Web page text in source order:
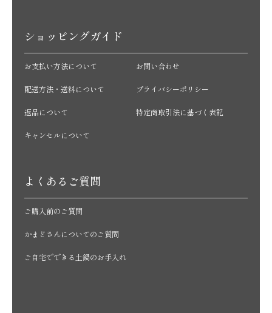
ショッピングガイド
お支払い方法について
配送方法・送料について
返品について
キャンセルについて
お問い合わせ
プライバシーポリシー
特定商取引法に基づく表記
よくあるご質問
ご購入前のご質問
かまどさんについてのご質問
ご自宅でできる土鍋のお手入れ